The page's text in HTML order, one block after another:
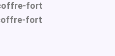
fort
fort